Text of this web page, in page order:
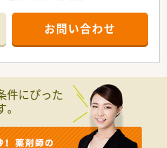
いるため遠方からの転職も安心で
す。
～170時間程度です。
お問い合わせ
件にぴった